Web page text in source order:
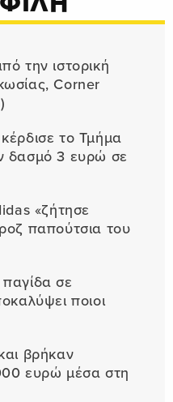
την ιστορική
Corner
το Τμήμα
δασμό 3 ευρώ σε
«ζήτησε
παπούτσια του
σε
ποιοι
βρήκαν
ευρώ μέσα στη